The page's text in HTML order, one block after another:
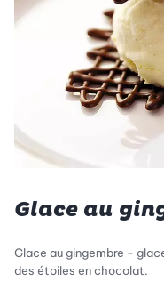
Glace au
Glace au gingembre -
des étoiles en chocolat.